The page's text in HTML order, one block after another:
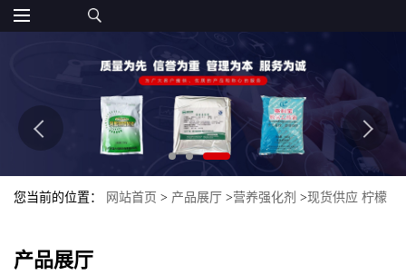
您当前的位置： 网站首页 > 产品展厅 >营养强化剂 >现货供应 柠檬
产品展厅